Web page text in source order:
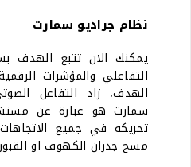
نظام جراديو سمارت
يمكنك الان تتبع الهدف
التفاعلي والمؤشرات
الهدف، زاد التفاعل
سمارت هو عبارة عن
تحريكه في جميع
مسح جدران الكهوف او